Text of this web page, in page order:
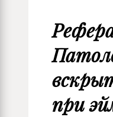
при